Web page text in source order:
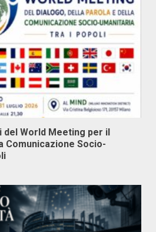
World Meeting per il
Comunicazione Socio-